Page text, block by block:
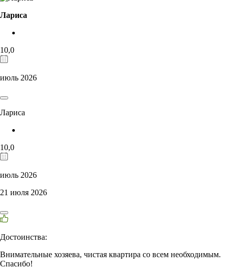
Лариса
10,0
июль 2026
Лариса
10,0
июль 2026
21 июля 2026
Достоинства:
Внимательные хозяева, чистая квартира со всем необходимым.
Спасибо!